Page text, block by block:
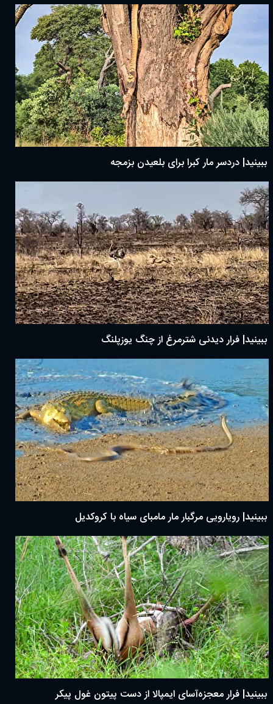
ببینید| دردسر مار کبرا برای بلعیدن بزمجه
ببینید| فرار دیدنی شترمرغ از چنگ یوزپلنگ
ببینید| رویارویی مرگبار مار مامبای سیاه با کروکدیل
ببینید| فرار معجزه‌آسای ایمپالا از دست پیتون غول پیکر